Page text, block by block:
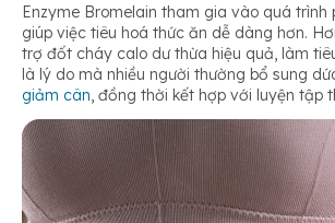
Enzyme Bromelain tham gia vào quá trình
giúp việc tiêu hoá thức ăn dễ dàng hơn.
trợ đốt cháy calo dư thừa hiệu quả, làm
là lý do mà nhiều người thường bổ sung
giảm cân , đồng thời kết hợp với luyện tập